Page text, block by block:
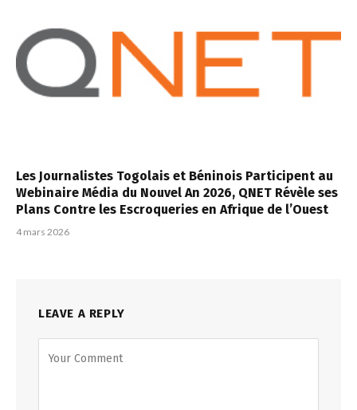
Les Journalistes Togolais et Béninois Participent au
Webinaire Média du Nouvel An 2026, QNET Révèle ses
Plans Contre les Escroqueries en Afrique de l’Ouest
4 mars 2026
LEAVE A REPLY